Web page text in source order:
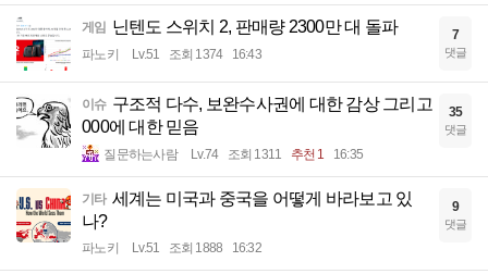
게임 닌텐도 스위치 2, 판매량 2300만 대 돌파
파노키 Lv.51 조회 1374 16:43
7
댓글
이슈 구조적 다수, 보완수사권에 대한 감상 그리고
000에 대한 믿음
질문하는사람 Lv.74 조회 1311 추천 1 16:35
35
댓글
기타 세계는 미국과 중국을 어떻게 바라보고 있
나?
파노키 Lv.51 조회 1888 16:32
9
댓글